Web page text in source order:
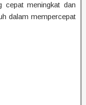
cepat meningkat dan
dalam mempercepat